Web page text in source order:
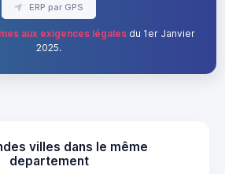
ERP par GPS
aux exigences légalesdu 1er Janvier
2025.
villes dans le même
departement